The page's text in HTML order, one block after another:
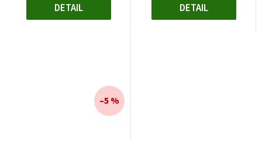
DETAIL DETAIL
–5 %